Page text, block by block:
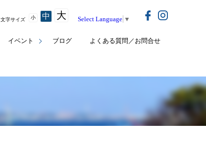
イベント ブログ よくある質問／お問合せ
文字サイズ 小 中 大 Select Language ▼